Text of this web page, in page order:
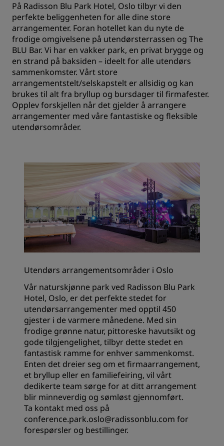
På Radisson Blu Park Hotel, Oslo tilbyr vi den
perfekte beliggenheten for alle dine store
arrangementer. Foran hotellet kan du nyte de
frodige omgivelsene på utendørsterrassen og The
BLU Bar. Vi har en vakker park, en privat brygge og
en strand på baksiden – ideelt for alle utendørs
sammenkomster. Vårt store
arrangementstelt/selskapstelt er allsidig og kan
brukes til alt fra bryllup og bursdager til firmafester.
Opplev forskjellen når det gjelder å arrangere
arrangementer med våre fantastiske og fleksible
utendørsområder.
Utendørs arrangementsområder i Oslo
Vår naturskjønne park ved Radisson Blu Park
Hotel, Oslo, er det perfekte stedet for
utendørsarrangementer med opptil 450
gjester i de varmere månedene. Med sin
frodige grønne natur, pittoreske havutsikt og
gode tilgjengelighet, tilbyr dette stedet en
fantastisk ramme for enhver sammenkomst.
Enten det dreier seg om et firmaarrangement,
et bryllup eller en familiefeiring, vil vårt
dedikerte team sørge for at ditt arrangement
blir minneverdig og sømløst gjennomført.
Ta kontakt med oss på
conference.park.oslo@radissonblu.com for
forespørsler og bestillinger.